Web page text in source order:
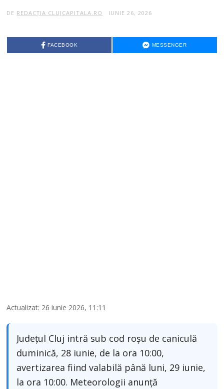
DE REDACȚIA CLUJCAPITALA.RO IUNIE 26, 2026
E
FACEBOOK MESSENGER
Actualizat: 26 iunie 2026, 11:11
Județul Cluj intră sub cod roșu de caniculă
duminică, 28 iunie, de la ora 10:00,
avertizarea fiind valabilă până luni, 29 iunie,
la ora 10:00. Meteorologii anunță